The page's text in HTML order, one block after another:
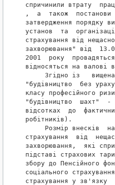
спричинили втрату
,  а  також  постанови
затвердження порядку
установ  та
страхування від
захворювання" від
2001  року
відносяться на валові
Згідно із
"будівництво  без
класу професійного
"будівництво  шахт"
відсотках  до
робітників).
Розмір внесків
страхування  від
захворювання,  які
підставі страхових
збору до Пенсійного
соціального
страхування у зв'язку